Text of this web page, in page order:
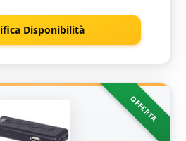
Disponibilità
OFFERTA